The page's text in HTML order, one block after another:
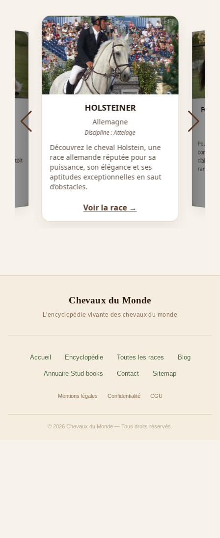
(tölt
HOLSTEINER
Allemagne
Discipline : Attelage
Découvrez le cheval Holstein, une
race allemande réputée pour sa
puissance, son élégance et ses
aptitudes exceptionnelles en saut
d’obstacles.
Voir la race →
FOX-
d’allure
Chevaux du Monde
L'encyclopédie vivante des chevaux du monde
Accueil Encyclopédie Toutes les races Blog
Annuaire Stud-books Contact Sitemap
Mentions légales Confidentialité CGU
© 2026 Chevaux du Monde — Tous droits réservés.